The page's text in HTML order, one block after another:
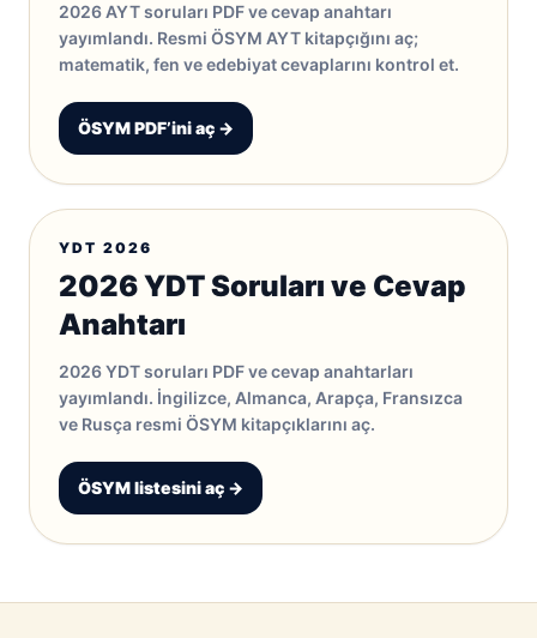
2026 AYT soruları PDF ve cevap anahtarı
yayımlandı. Resmi ÖSYM AYT kitapçığını aç;
matematik, fen ve edebiyat cevaplarını kontrol et.
ÖSYM PDF’ini aç →
YDT 2026
2026 YDT Soruları ve Cevap
Anahtarı
2026 YDT soruları PDF ve cevap anahtarları
yayımlandı. İngilizce, Almanca, Arapça, Fransızca
ve Rusça resmi ÖSYM kitapçıklarını aç.
ÖSYM listesini aç →